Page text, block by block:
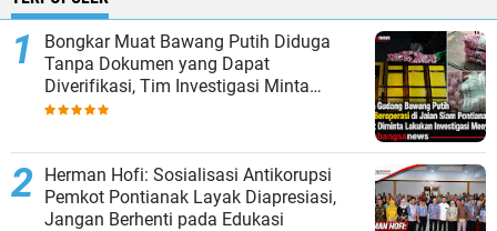
Bongkar Muat Bawang Putih Diduga
Tanpa Dokumen yang Dapat
Diverifikasi, Tim Investigasi Minta
Penelusuran
Herman Hofi: Sosialisasi Antikorupsi
Pemkot Pontianak Layak Diapresiasi,
Jangan Berhenti pada Edukasi